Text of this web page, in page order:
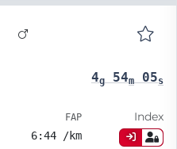
4g54m05s
FAP
6:44 /km
Index